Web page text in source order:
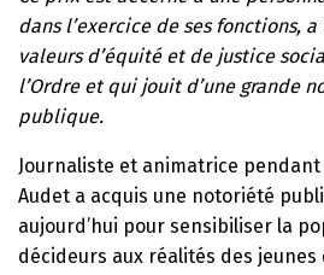
dans l’exercice de ses fonctions,
valeurs d’équité et de justice
l’Ordre et qui jouit d’une grande
publique.
Journaliste et animatrice pendant
Audet a acquis une notoriété
aujourd’hui pour sensibiliser la
décideurs aux réalités des jeunes